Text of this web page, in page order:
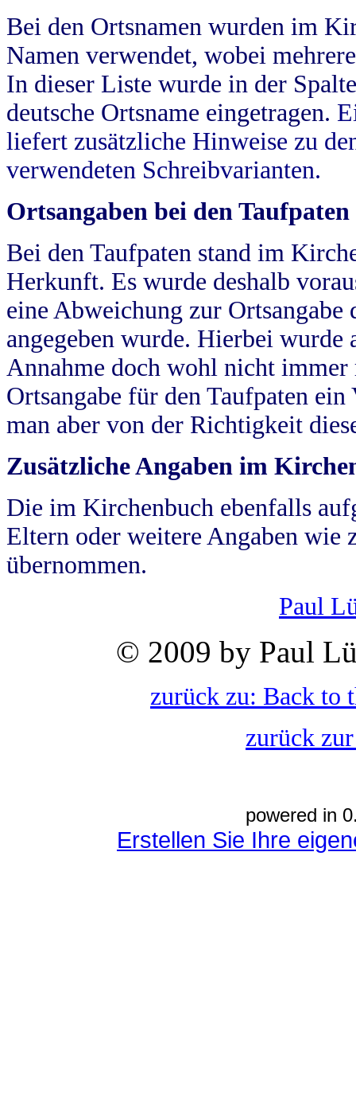
Bei den Ortsnamen wurden im
Namen verwendet, wobei
In dieser Liste wurde in der
deutsche Ortsname eingetragen.
liefert zusätzliche Hinweise zu
verwendeten Schreibvarianten.
Ortsangaben bei den Taufpaten
Bei den Taufpaten stand im
Herkunft. Es wurde deshalb
eine Abweichung zur
angegeben wurde. Hierbei wurde
Annahme doch wohl nicht
Ortsangabe für den Taufpaten
man aber von der Richtigkeit
Zusätzliche Angaben im
Die im Kirchenbuch ebenfalls
Eltern oder weitere Angaben wie
übernommen.
Paul
© 2009 by Paul
zurück zu: Back to
zurück
powered in
Erstellen Sie Ihre